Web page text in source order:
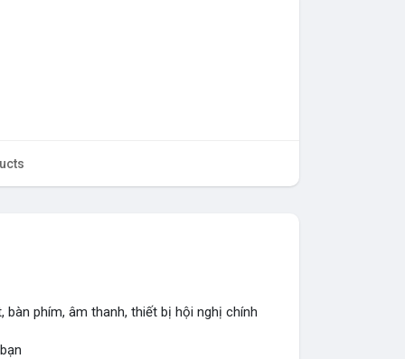
phím, âm thanh, thiết bị hội nghị chính